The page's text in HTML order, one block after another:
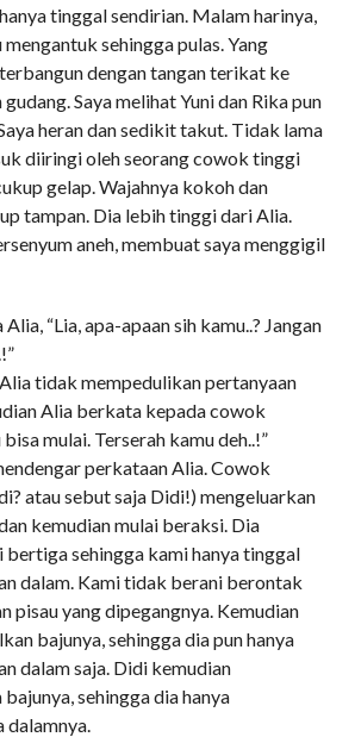
tinggal sendirian. Malam harinya,
sehingga pulas. Yang
dengan tangan terikat ke
Saya melihat Yuni dan Rika pun
heran dan sedikit takut. Tidak lama
diiringi oleh seorang cowok tinggi
gelap. Wajahnya kokoh dan
tampan. Dia lebih tinggi dari Alia.
aneh, membuat saya menggigil
“Lia, apa-apaan sih kamu..? Jangan
tidak mempedulikan pertanyaan
Alia berkata kepada cowok
mulai. Terserah kamu deh..!”
perkataan Alia. Cowok
atau sebut saja Didi!) mengeluarkan
kemudian mulai beraksi. Dia
sehingga kami hanya tinggal
dalam. Kami tidak berani berontak
pisau yang dipegangnya. Kemudian
bajunya, sehingga dia pun hanya
dalam saja. Didi kemudian
sehingga dia hanya
dalamnya.